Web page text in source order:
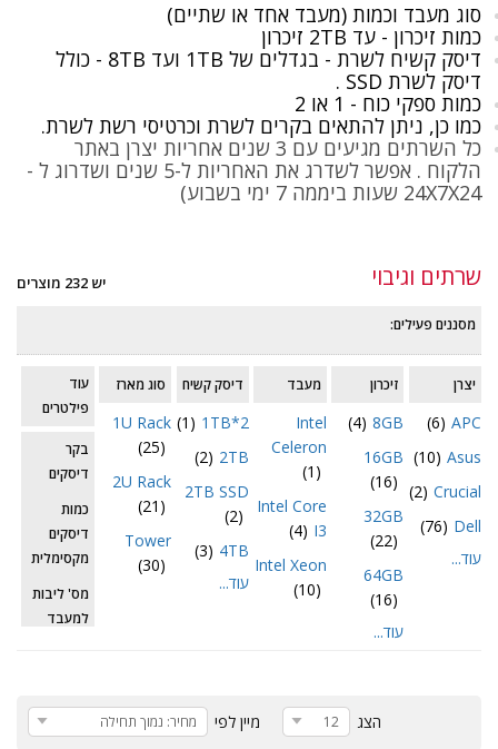
סוג מעבד וכמות (מעבד אחד או שתיים)
כמות זיכרון - עד 2TB זיכרון
דיסק קשיח לשרת - בגדלים של 1TB ועד 8TB - כולל
דיסק לשרת SSD .
כמות ספקי כוח - 1 או 2
כמו כן, ניתן להתאים בקרים לשרת וכרטיסי רשת לשרת.
כל השרתים מגיעים עם 3 שנים אחריות יצרן באתר
הלקוח . אפשר לשדרג את האחריות ל-5 שנים ושדרוג ל -
24X7X24 שעות ביממה 7 ימי בשבוע)
שרתים וגיבוי יש 232 מוצרים
מסננים פעילים:
יצרן
APC
(6)
Asus
(10)
Crucial
(2)
Dell
(76)
עוד...
זיכרון
8GB
(4)
16GB
(16)
32GB
(22)
64GB
(16)
עוד...
מעבד
Intel
Celeron
(1)
Intel Core
I3
(4)
Intel Xeon
(10)
דיסק קשיח
1TB*2
(1)
2TB
(2)
2TB SSD
(2)
4TB
(3)
עוד...
סוג מארז
1U Rack
(25)
2U Rack
(21)
Tower
(30)
עוד
פילטרים
בקר
דיסקים
כמות
דיסקים
מקסימלית
מס' ליבות
למעבד
מס'
מעבדים
מיין לפי מחיר: נמוך תחילה הצג 12